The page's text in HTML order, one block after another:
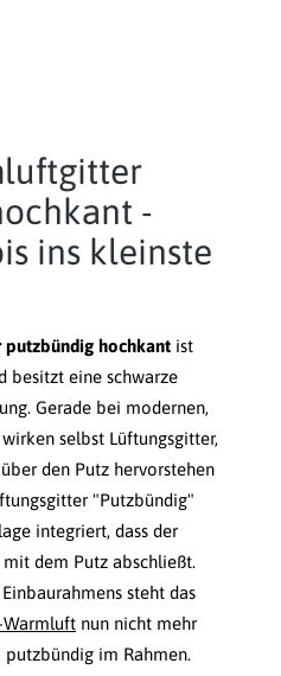
-
ins kleinste
putzbündig hochkant ist
besitzt eine schwarze
Gerade bei modernen,
selbst Lüftungsgitter,
den Putz hervorstehen
"Putzbündig"
integriert, dass der
dem Putz abschließt.
steht das
Warmluft nun nicht mehr
putzbündig im Rahmen.